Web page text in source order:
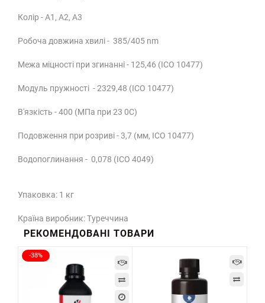
Колір - А1, А2, А3
Робоча довжина хвилі - 385/405 nm
Межа міцності при згинанні - 125,46 (ІСО 10477)
Модуль пружності - 2329,48 (ІСО 10477)
В'язкість - 400 (МПа при 23 0C)
Подовження при розриві - 3,7 (мм, ІСО 10477)
Водопоглинання - 0,078 (ІСО 4049)
Упаковка: 1 кг
Країна виробник: Туреччина
РЕКОМЕНДОВАНІ ТОВАРИ
-38%